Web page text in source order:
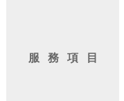
服 務 項 目